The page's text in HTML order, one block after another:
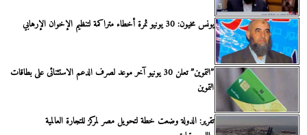
يونس مخيون: 30 يونيو ثمرة أخطاء متراكمة لتنظيم الإخوان الإرهابي
”التموين” تعلن 30 يونيو آخر موعد لصرف الدعم الاستثنائى على بطاقات
التموين
تقرير: الدولة وضعت خطة لتحويل مصر لمركز للتجارة العالمية